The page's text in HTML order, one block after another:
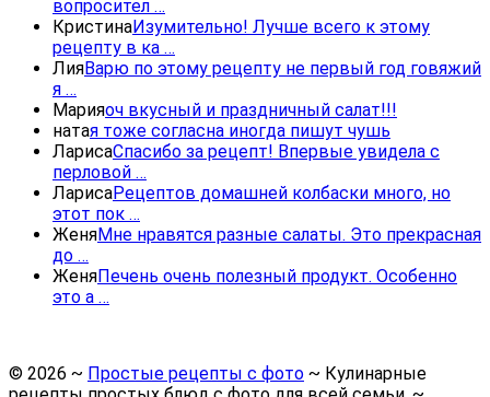
вопросител …
КристинаИзумительно! Лучше всего к этому
рецепту в ка …
ЛияВарю по этому рецепту не первый год говяжий
я …
Марияоч вкусный и праздничный салат!!!
натая тоже согласна иногда пишут чушь
ЛарисаСпасибо за рецепт! Впервые увидела с
перловой …
ЛарисаРецептов домашней колбаски много, но
этот пок …
ЖеняМне нравятся разные салаты. Это прекрасная
до …
ЖеняПечень очень полезный продукт. Особенно
это а …
© 2026 ~ Простые рецепты с фото ~ Кулинарные